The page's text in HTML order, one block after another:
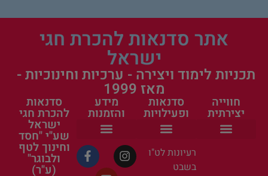
אתר סדנאות להכרת חגי
ישראל
תכניות לימוד ויצירה - ערכיות וחינוכיות -
מאז 1999
חווייה
יצירתית
סדנאות
ופעילויות
רעיונות לט"ו
בשבט
מידע
והזמנות
סדנאות
להכרת חגי
ישראל
שע"י "חסד
וחינוך לטף
ולבוגר"
(ע"ר)